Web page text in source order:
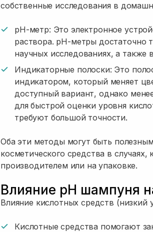
собственные исследования в
pH-метр: Это электронное
раствора. pH-метры достаточно
научных исследованиях, а также
Индикаторные полоски: Это
индикатором, который меняет
доступный вариант, однако
для быстрой оценки уровня
требуют большой точности.
Оба эти методы могут быть
косметического средства в
производителем или на упаковке.
Влияние pH шампуня
Влияние кислотных средств (низкий
Кислотные средства помогают